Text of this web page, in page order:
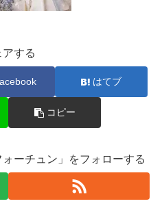
アする
はてブ
コピー
ーチュン」をフォローする